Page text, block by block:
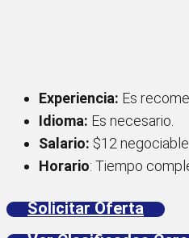
Experiencia: Es
Idioma: Es necesario.
Salario: $12
Horario: Tiempo
Solicitar Oferta